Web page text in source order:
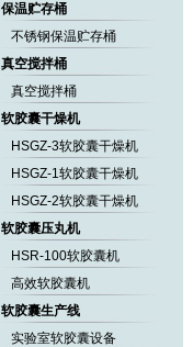
保温贮存桶
不锈钢保温贮存桶
真空搅拌桶
真空搅拌桶
软胶囊干燥机
HSGZ-3软胶囊干燥机
HSGZ-1软胶囊干燥机
HSGZ-2软胶囊干燥机
软胶囊压丸机
HSR-100软胶囊机
高效软胶囊机
软胶囊生产线
实验室软胶囊设备